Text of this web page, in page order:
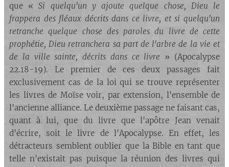
que «Si quelqu'un y ajoute quelque chose, Dieu le
frappera des fléaux décrits dans ce livre, et si quelqu'un
retranche quelque chose des paroles du livre de cette
prophétie, Dieu retranchera sa part de l'arbre de la vie et
de la ville sainte, décrits dans ce livre » (Apocalypse
22.18-19). Le premier de ces deux passages fait
exclusivement cas de la loi qui se trouve représenter
les livres de Moïse voir, par extension, l'ensemble de
l'ancienne alliance. Le deuxième passage ne faisant cas,
quant à lui, que du livre que l'apôtre Jean venait
d'écrire, soit le livre de l'Apocalypse. En effet, les
détracteurs semblent oublier que la Bible en tant que
telle n'existait pas puisque la réunion des livres qui